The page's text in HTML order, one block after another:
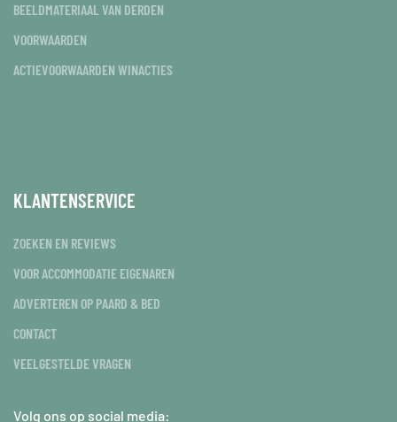
BEELDMATERIAAL VAN DERDEN
VOORWAARDEN
ACTIEVOORWAARDEN WINACTIES
KLANTENSERVICE
ZOEKEN EN REVIEWS
VOOR ACCOMMODATIE EIGENAREN
ADVERTEREN OP PAARD & BED
CONTACT
VEELGESTELDE VRAGEN
Volg ons op social media: